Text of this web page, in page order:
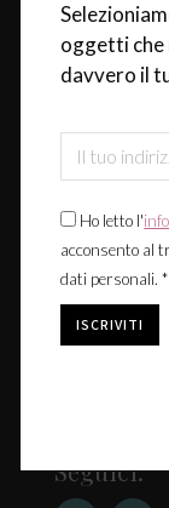
Design &
Tavola
Iscriviti
Ho letto l'
dati personali. *
Seguici:
oggetti
davvero il
Ho letto l'
acconsento al
dati personali. *